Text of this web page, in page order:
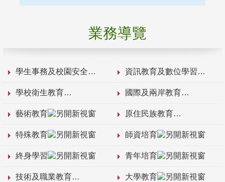
業務導覽
學生事務及校園安全 資訊教育及數位學習
學校衛生教育 國際及兩岸教育
藝術教育 原住民族教育
特殊教育 師資培育
終身學習 青年培育
技術及職業教育 大學教育